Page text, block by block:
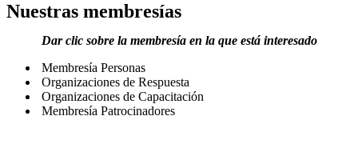
Nuestras membresías
Dar clic sobre la membresía en la que está interesado
Membresía Personas
Organizaciones de Respuesta
Organizaciones de Capacitación
Membresía Patrocinadores